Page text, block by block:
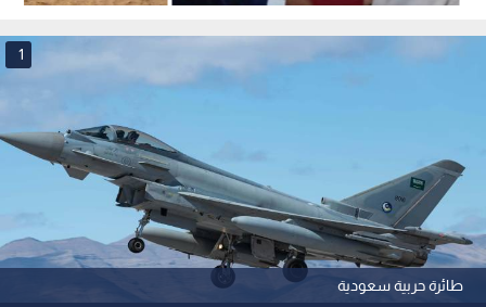
باليمن
طائرة حربية سعودية
1